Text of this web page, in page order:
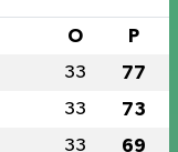
O P
33 77
33 73
33 69